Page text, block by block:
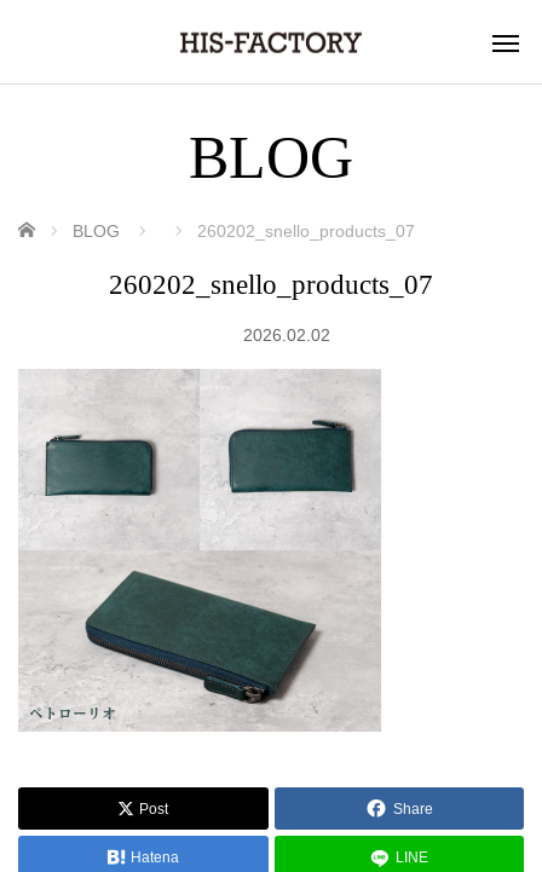
BLOG
ホーム BLOG 260202_snello_products_07
260202_snello_products_07
2026.02.02
Post Share
Hatena LINE